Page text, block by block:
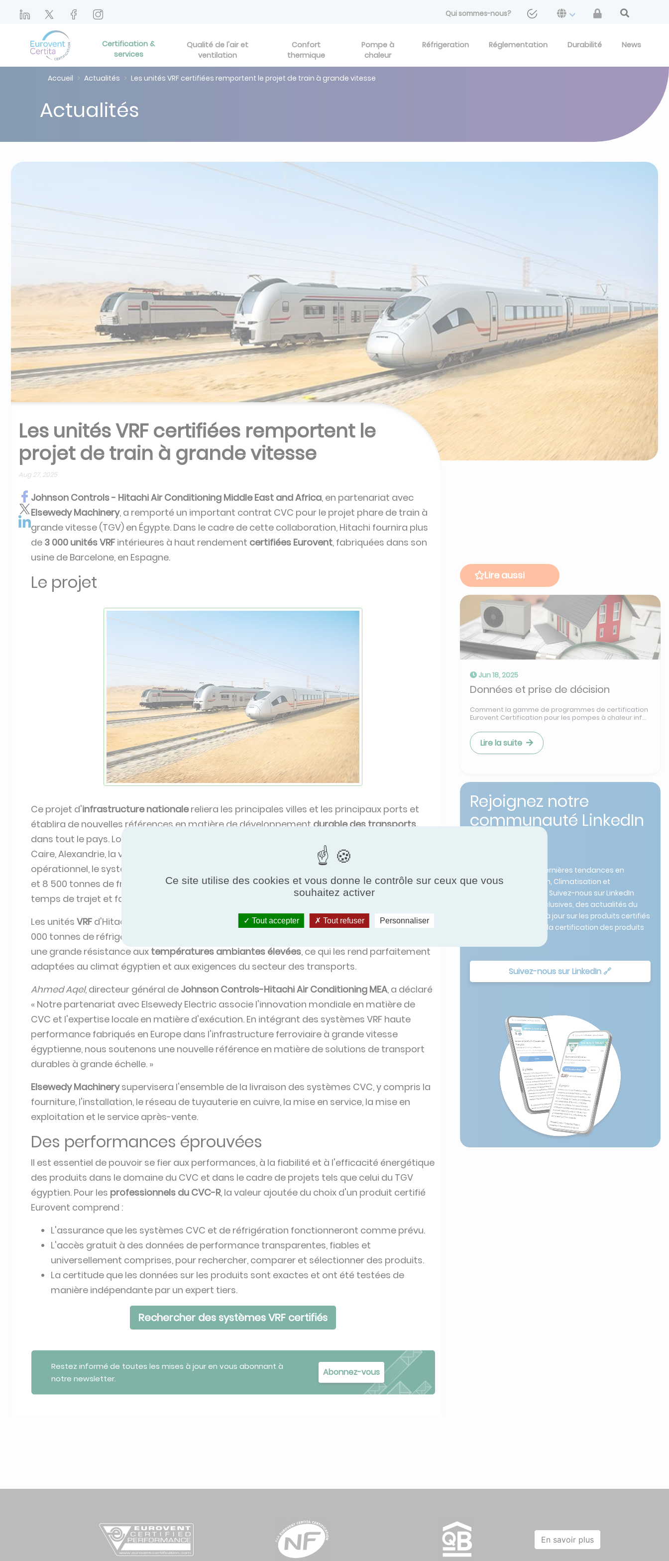
Qui sommes-nous?
Certification &
services
Qualité de l'air et
ventilation
Confort
thermique
Pompe à
chaleur
Réfrigeration Réglementation Durabilité News
Accueil Actualités Les unités VRF certifiées remportent le projet de train à grande vitesse
Actualités
Les unités VRF certifiées remportent le
projet de train à grande vitesse
Aug 27, 2025
Johnson Controls - Hitachi Air Conditioning Middle East and Africa, en partenariat avec
Elsewedy Machinery, a remporté un important contrat CVC pour le projet phare de train à
grande vitesse (TGV) en Égypte. Dans le cadre de cette collaboration, Hitachi fournira plus
de 3 000 unités VRF intérieures à haut rendement certifiées Eurovent, fabriquées dans son
usine de Barcelone, en Espagne.
Le projet
Ce projet d'infrastructure nationalereliera les principales villes et les principaux ports et
établira de nouvelles références en matière de développementdurable des transports
dans tout le pays. Longue de 660 kilomètres, la ligne HSR reliera Ain Sokhna, Alamein, Le
Caire, Alexandrie, la ville du 6 octobre et d'autres hubs clés à travers l'Égypte. Une fois
opérationnel, le système desservira 21 gares et transportera plus d'un million de passagers
et 8 500 tonnes de fret par jour. Le projet est conçu pour réduire considérablement les
temps de trajet et favoriser une logistique plus rapide et plus efficace à l'échelle nationale.
Les unités VRF d'Hitachi fourniront une capacité de refroidissement totale supérieure à 11
000 tonnes de réfrigération (RT) dans 21 gares. Les unités sont
une grande résistance aux températures ambiantes élevées, ce qui les rend parfaitement
adaptées au climat égyptien et aux exigences du secteur des transports.
Ahmed Aqel, directeur général de Johnson Controls-Hitachi Air Conditioning MEA, a déclaré
« Notre partenariat avec Elsewedy Electric associe l'innovation mondiale en matière de
CVC et l'expertise locale en matière d'exécution. En intégrant des systèmes VRF haute
performance fabriqués en Europe dans l'infrastructure ferroviaire à grande vitesse
égyptienne, nous soutenons une nouvelle référence en matière de solutions de transport
durables à grande échelle. »
Elsewedy Machinerysupervisera l'ensemble de la livraison des systèmes CVC, y compris la
fourniture, l'installation, le réseau de tuyauterie en cuivre, la mise en service, la mise en
exploitation et le service après-vente.
Des performances éprouvées
Il est essentiel de pouvoir se fier aux performances, à la fiabilité et à l'efficacité énergétique
des produits dans le domaine du CVC et dans le cadre de projets tels que celui du TGV
égyptien. Pour les professionnels du CVC-R, la valeur ajoutée du choix d'un produit certifié
Eurovent comprend :
L'assurance que les systèmes CVC et de réfrigération fonctionneront comme prévu.
L'accès gratuit à des données de performance transparentes, fiables et
universellement comprises, pour rechercher, comparer et sélectionner des produits.
La certitude que les données sur les produits sont exactes et ont été testées de
manière indépendante par un expert tiers.
Rechercher des systèmes VRF certifiés
Restez informé de toutes les mises à jour en vous abonnant à
notre newsletter.
Abonnez-vous
Lire aussi
Jun 18, 2025
Données et prise de décision
Comment la gamme de programmes de certification
Eurovent Certification pour les pompes à chaleur inf...
Lire la suite
Rejoignez notre
communauté LinkedIn
Restez informé des dernières tendances en
Chauffage, Ventilation, Climatisation et
Réfrigération (HVACR). Suivez-nous sur LinkedIn
pour des analyses exclusives, des actualités du
secteur et des mises à jour sur les produits certifiés
du leader mondial de la certification des produits
Suivez-nous sur LinkedIn 🔗
En savoir plus
Ce site utilise des cookies et vous donne le contrôle sur ceux que vous
souhaitez activer
Tout accepter Tout refuser Personnaliser